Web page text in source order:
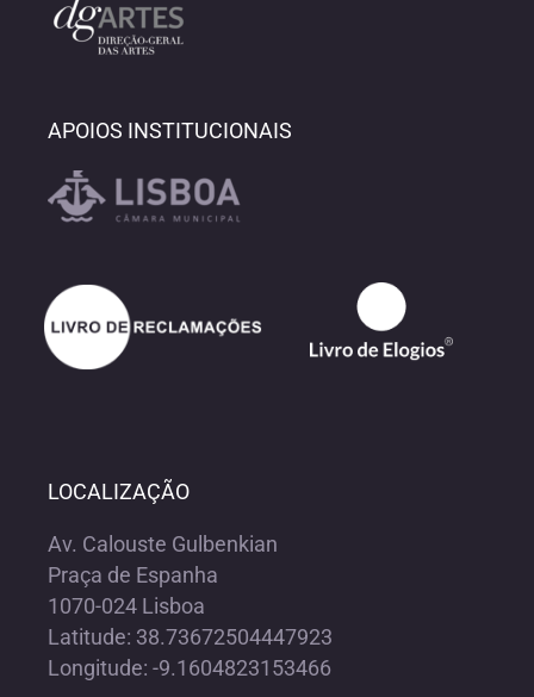
APOIOS INSTITUCIONAIS
LOCALIZAÇÃO
Av. Calouste Gulbenkian
Praça de Espanha
1070-024 Lisboa
Latitude: 38.73672504447923
Longitude: -9.1604823153466